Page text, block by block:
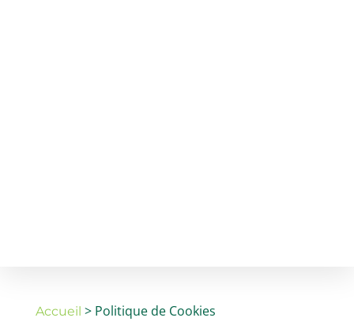
Accueil > Politique de Cookies